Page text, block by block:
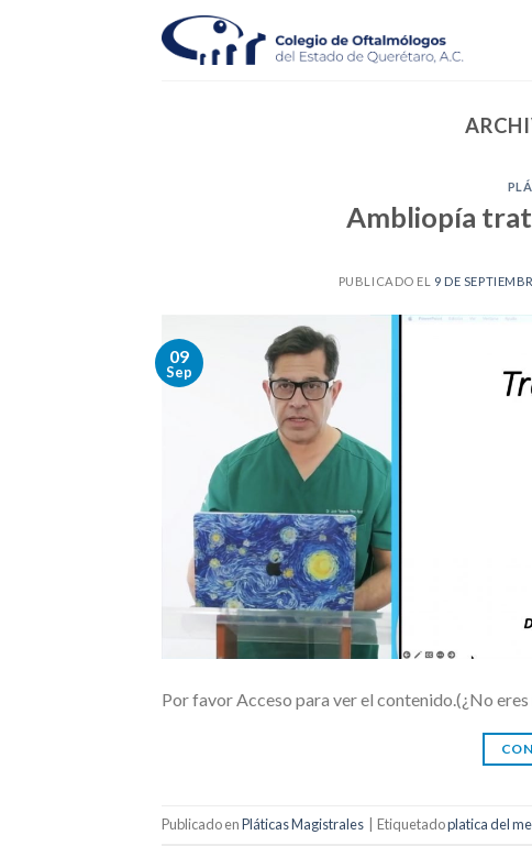
Ambliopía
PUBLICADO EL 9 DE
09
Sep
Por favor Acceso para ver el contenido.(¿No
Publicado enPláticas Magistrales Etiquetadoplatica del